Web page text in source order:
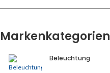
Markenkategorien
Beleuchtung